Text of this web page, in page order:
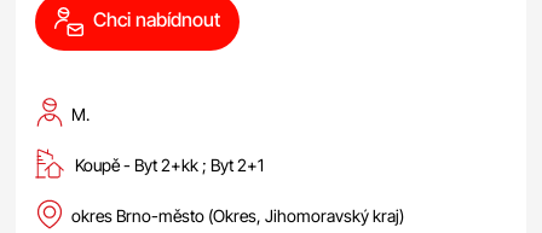
Chci nabídnout
M.
Koupě - byt 2+kk ; byt 2+1
okres Brno-město (Okres, Jihomoravský kraj)